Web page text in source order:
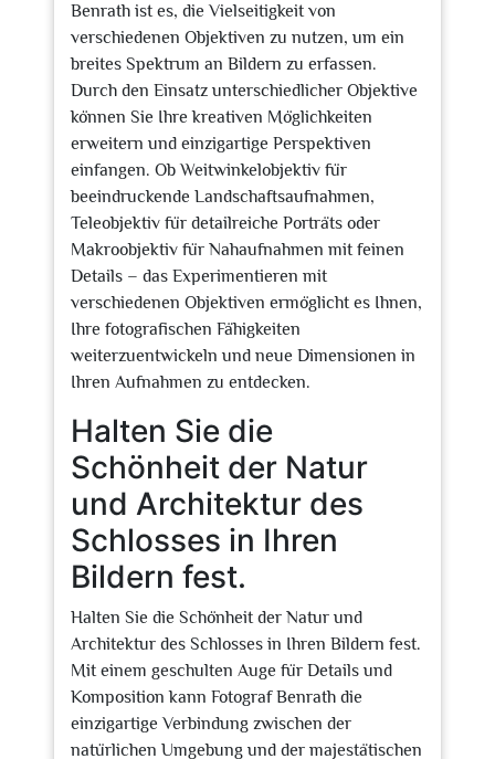
Benrath ist es, die Vielseitigkeit von
verschiedenen Objektiven zu nutzen, um ein
breites Spektrum an Bildern zu erfassen.
Durch den Einsatz unterschiedlicher Objektive
können Sie Ihre kreativen Möglichkeiten
erweitern und einzigartige Perspektiven
einfangen. Ob Weitwinkelobjektiv für
beeindruckende Landschaftsaufnahmen,
Teleobjektiv für detailreiche Porträts oder
Makroobjektiv für Nahaufnahmen mit feinen
Details – das Experimentieren mit
verschiedenen Objektiven ermöglicht es Ihnen,
Ihre fotografischen Fähigkeiten
weiterzuentwickeln und neue Dimensionen in
Ihren Aufnahmen zu entdecken.
Halten Sie die
Schönheit der Natur
und Architektur des
Schlosses in Ihren
Bildern fest.
Halten Sie die Schönheit der Natur und
Architektur des Schlosses in Ihren Bildern fest.
Mit einem geschulten Auge für Details und
Komposition kann Fotograf Benrath die
einzigartige Verbindung zwischen der
natürlichen Umgebung und der majestätischen